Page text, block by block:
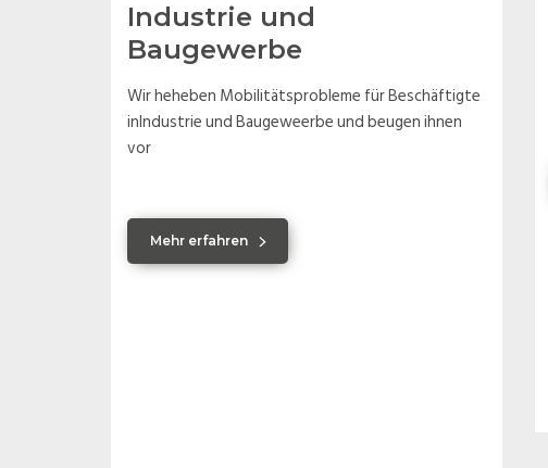
Industrie und
Baugewerbe
Wir heheben Mobilitätsprobleme für Beschäftigte
inIndustrie und Baugeweerbe und beugen ihnen
vor
Mehr erfahren